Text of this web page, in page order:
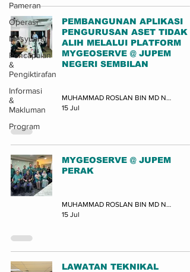
Pameran
Operasi
Mesyuarat
Pencapaian
&
Pengiktirafan
Informasi
&
Makluman
Program
PEMBANGUNAN APLIKASI
PENGURUSAN ASET TIDAK
ALIH MELALUI PLATFORM
MYGEOSERVE @ JUPEM
NEGERI SEMBILAN
MUHAMMAD ROSLAN BIN MD NOR (JUPEM-BPDGN)
15 Jul
MYGEOSERVE @ JUPEM
PERAK
MUHAMMAD ROSLAN BIN MD NOR (JUPEM-BPDGN)
15 Jul
LAWATAN TEKNIKAL